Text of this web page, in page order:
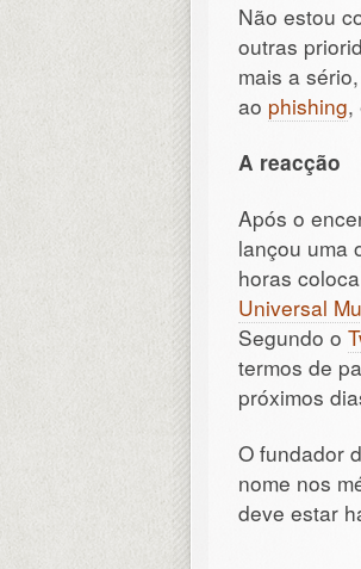
Não estou
outras
mais a
ao phishing,
A reacção
Após o
lançou uma
horas
Universal
Segundo o
termos de
próximos
O fundador
nome nos
deve estar